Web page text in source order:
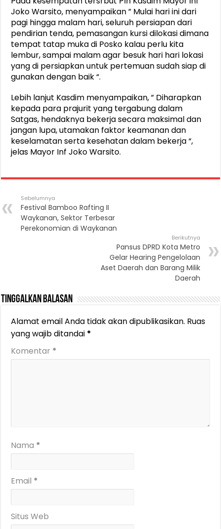
Joko Warsito, menyampaikan ” Mulai hari ini dari
pagi hingga malam hari, seluruh persiapan dari
pendirian tenda, pemasangan kursi dilokasi dimana
tempat tatap muka di Posko kalau perlu kita
lembur, sampai malam agar besuk hari hari lokasi
yang di persiapkan untuk pertemuan sudah siap di
gunakan dengan baik “.
Lebih lanjut Kasdim menyampaikan, ” Diharapkan
kepada para prajurit yang tergabung dalam
Satgas, hendaknya bekerja secara maksimal dan
jangan lupa, utamakan faktor keamanan dan
keselamatan serta kesehatan dalam bekerja “,
jelas Mayor Inf Joko Warsito.
Sebelumnya
Festival Bamboo Rafting II
Waykanan, Sektor Terbesar
Perekonomian di Waykanan
Berikutnya
Pansus DPRD Kota Metro
Gelar Hearing Pengelolaan
Aset Daerah dan Barang Milik
Daerah
Tinggalkan Balasan
Alamat email Anda tidak akan dipublikasikan. Ruas
yang wajib ditandai *
Komentar *
Nama *
Email *
Situs Web